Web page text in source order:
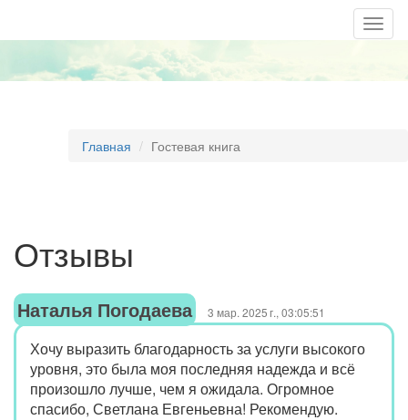
Главная Гостевая книга
Отзывы
Наталья Погодаева 3 мар. 2025 г., 03:05:51
Хочу выразить благодарность за услуги высокого
уровня, это была моя последняя надежда и всё
произошло лучше, чем я ожидала. Огромное
спасибо, Светлана Евгеньевна! Рекомендую.